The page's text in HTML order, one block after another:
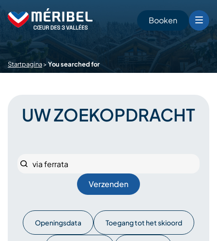
Skip
content
Booken
Startpagina>You searched for
UW ZOEKOPDRACHT
Openingsdata Toegang tot het skioord